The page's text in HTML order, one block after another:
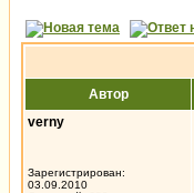
Автор
verny
Зарегистрирован:
03.09.2010